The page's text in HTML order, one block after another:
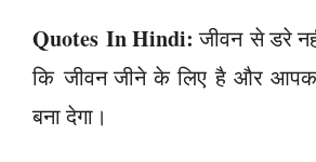
Quotes In Hindi: जीवन से डरे
कि जीवन जीने के लिए है और
बना देगा।